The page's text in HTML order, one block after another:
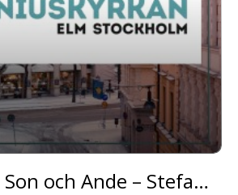
Gud - Fader, Son och Ande – Stefan Gustavsson